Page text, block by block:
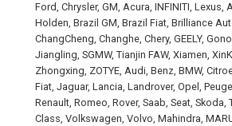
Ford, Chrysler, GM, Acura, INFINITI, Lexus,
Holden, Brazil GM, Brazil Fiat, Brilliance
ChangCheng, Changhe, Chery, GEELY,
Jiangling, SGMW, Tianjin FAW, Xiamen,
Zhongxing, ZOTYE, Audi, Benz, BMW,
Fiat, Jaguar, Lancia, Landrover, Opel,
Renault, Romeo, Rover, Saab, Seat,
Class, Volkswagen, Volvo, Mahindra,